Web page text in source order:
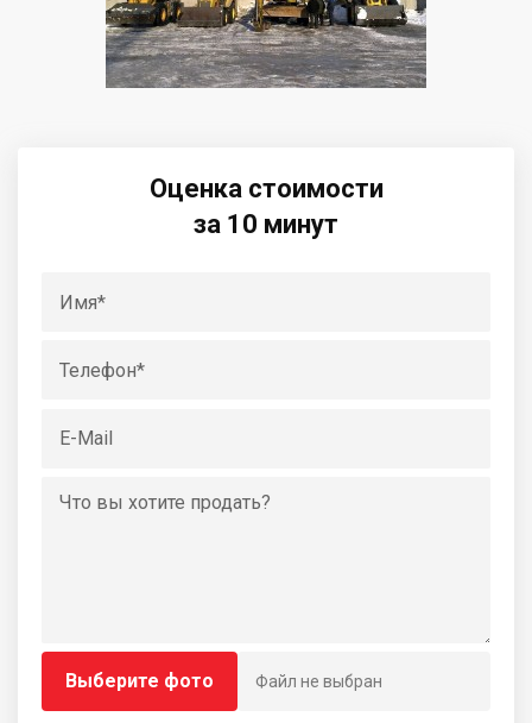
Оценка стоимости
за 10 минут
Выберите фото Файл не выбран